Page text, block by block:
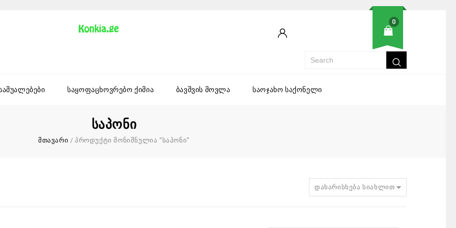
0
საყოფაცხოვრებო ქიმია ბავშვის მოვლა საოჯახო საქონელი
Საპონი
მთავარი /პროდუქტი მონიშნულია “საპონი”
დახარისხება სიახლით